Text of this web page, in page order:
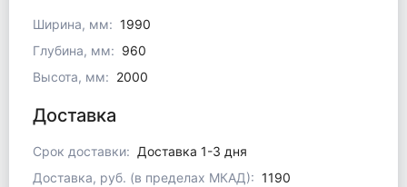
Ширина, мм: 1990
Глубина, мм: 960
Высота, мм: 2000
Доставка
Срок доставки: Доставка 1-3 дня
Доставка, руб. (в пределах МКАД): 1190